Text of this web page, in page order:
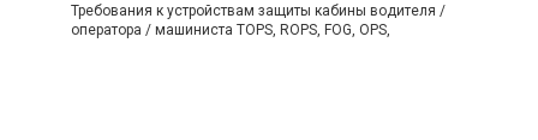
Требования к устройствам защиты кабины водителя /
оператора / машиниста TOPS, ROPS, FOG, OPS,